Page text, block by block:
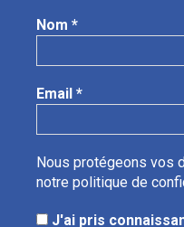
Nom *
Email *
Nous protégeons vos
notre politique de
J'ai pris